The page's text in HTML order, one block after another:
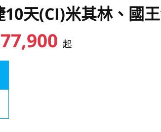
10天(CI)米其林、國
起